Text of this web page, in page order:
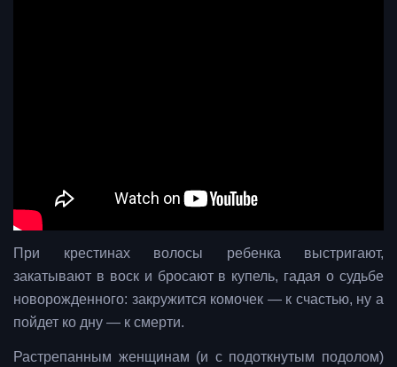
При крестинах волосы ребенка выстригают,
закатывают в воск и бросают в купель, гадая о судьбе
новорожденного: закружится комочек — к счастью, ну а
пойдет ко дну — к смерти.
Растрепанным женщинам (и с подоткнутым подолом)